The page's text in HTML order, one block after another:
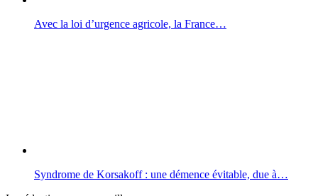
Avec la loi d’urgence agricole, la France…
Syndrome de Korsakoff : une démence évitable, due à…